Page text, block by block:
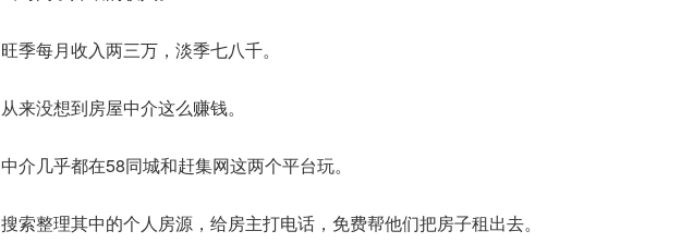
旺季每月收入两三万，淡季七八千。
从来没想到房屋中介这么赚钱。
中介几乎都在58同城和赶集网这两个平台玩。
搜索整理其中的个人房源，给房主打电话，免费帮他们把房子租出去。